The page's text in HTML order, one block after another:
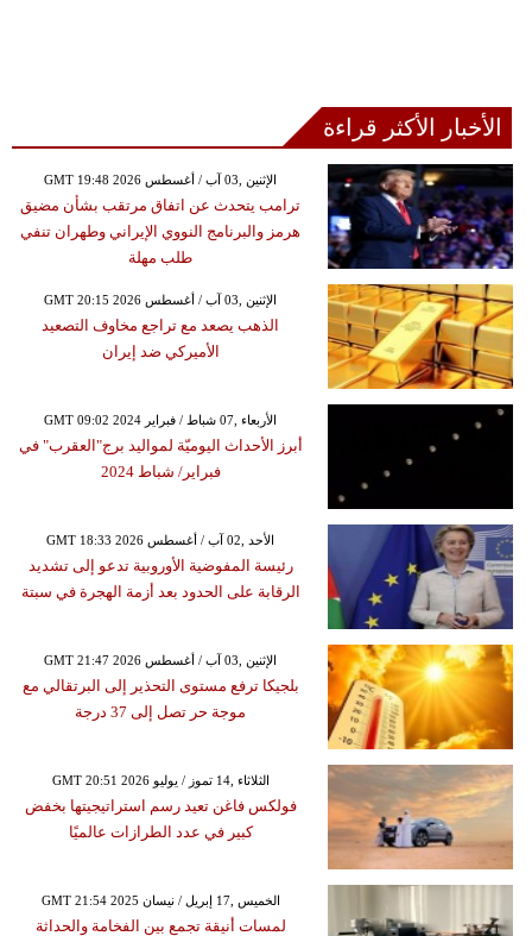
الأخبار الأكثر قراءة
GMT 19:48 2026 الإثنين ,03 آب / أغسطس
ترامب يتحدث عن اتفاق مرتقب بشأن مضيق
هرمز والبرنامج النووي الإيراني وطهران تنفي
طلب مهلة
GMT 20:15 2026 الإثنين ,03 آب / أغسطس
الذهب يصعد مع تراجع مخاوف التصعيد
الأميركي ضد إيران
GMT 09:02 2024 الأربعاء ,07 شباط / فبراير
أبرز الأحداث اليوميّة لمواليد برج"العقرب" في
فبراير/ شباط 2024
GMT 18:33 2026 الأحد ,02 آب / أغسطس
رئيسة المفوضية الأوروبية تدعو إلى تشديد
الرقابة على الحدود بعد أزمة الهجرة في سبتة
GMT 21:47 2026 الإثنين ,03 آب / أغسطس
بلجيكا ترفع مستوى التحذير إلى البرتقالي مع
موجة حر تصل إلى 37 درجة
GMT 20:51 2026 الثلاثاء ,14 تموز / يوليو
فولكس فاغن تعيد رسم استراتيجيتها بخفض
كبير في عدد الطرازات عالميًا
GMT 21:54 2025 الخميس ,17 إبريل / نيسان
لمسات أنيقة تجمع بين الفخامة والحداثة